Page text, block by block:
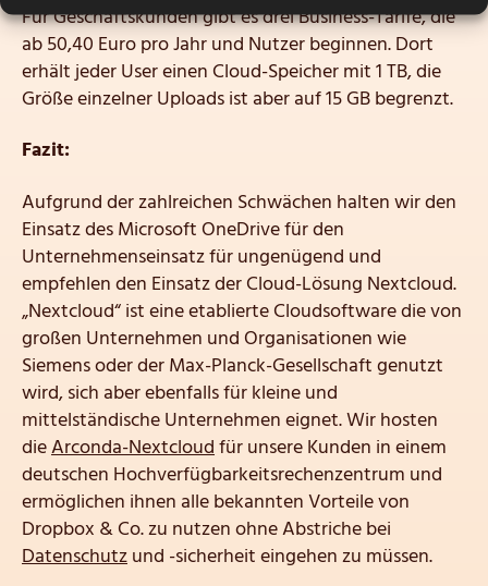
Für Geschäftskunden gibt es drei Business-Tarife, die
ab 50,40 Euro pro Jahr und Nutzer beginnen. Dort
erhält jeder User einen Cloud-Speicher mit 1 TB, die
Größe einzelner Uploads ist aber auf 15 GB begrenzt.
Fazit:
Aufgrund der zahlreichen Schwächen halten wir den
Einsatz des Microsoft OneDrive für den
Unternehmenseinsatz für ungenügend und
empfehlen den Einsatz der Cloud-Lösung Nextcloud.
„Nextcloud“ ist eine etablierte Cloudsoftware die von
großen Unternehmen und Organisationen wie
Siemens oder der Max-Planck-Gesellschaft genutzt
wird, sich aber ebenfalls für kleine und
mittelständische Unternehmen eignet. Wir hosten
dieArconda-Nextcloudfür unsere Kunden in einem
deutschen Hochverfügbarkeitsrechenzentrum und
ermöglichen ihnen alle bekannten Vorteile von
Dropbox & Co. zu nutzen ohne Abstriche bei
Datenschutzund -sicherheit eingehen zu müssen.